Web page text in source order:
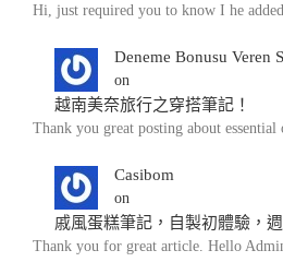
Hi, just required you to know I he
Deneme Bonusu Veren
on
越南美奈旅行之穿搭筆記！
Thank you great posting about
Casibom
on
戚風蛋糕筆記，自製初體驗，週
Thank you for great article. Hello